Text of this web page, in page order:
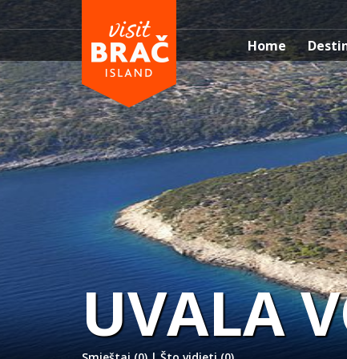
Home
UVALA